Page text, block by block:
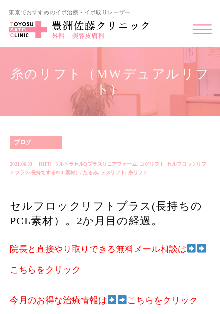
東京でおすすめのイボ治療・イボ取りレーザー
糸のリフト（MWデュアルリフ
ト）
ブログ
2021.06.03 HIFU, ウルトラセルQプラスリニアファーム, コグリフト, セルフロックリフ
トプラス(長持ちするPCL素材） , たるみ, テスリフト, 糸リフト
セルフロックリフトプラス(長持ちの
PCL素材）。2か月目の経過。
院長と直接やり取りできる無料メール相談は
こちらをクリック
今月のお得な治療情報は こちらをクリック